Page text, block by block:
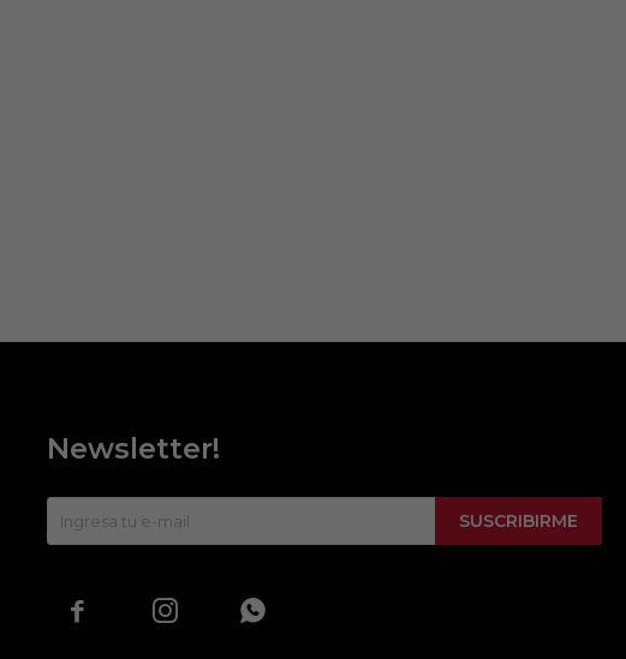
Newsletter!
SUSCRIBIRME
  